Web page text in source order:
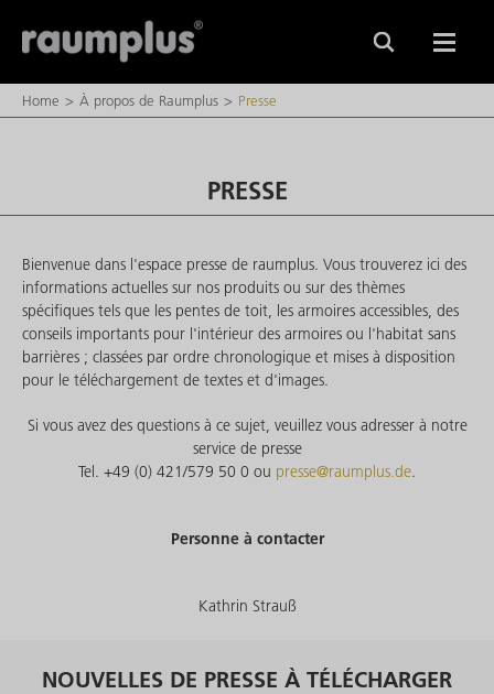
Home À propos de Raumplus Presse
PRESSE
Bienvenue dans l'espace presse de raumplus. Vous trouverez ici des
informations actuelles sur nos produits ou sur des thèmes
spécifiques tels que les pentes de toit, les armoires accessibles, des
conseils importants pour l'intérieur des armoires ou l'habitat sans
barrières ; classées par ordre chronologique et mises à disposition
pour le téléchargement de textes et d'images.
Si vous avez des questions à ce sujet, veuillez vous adresser à notre
service de presse
Tel. +49 (0) 421/579 50 0 ou presse@raumplus.de.
Personne à contacter
Kathrin Strauß
NOUVELLES DE PRESSE À TÉLÉCHARGER